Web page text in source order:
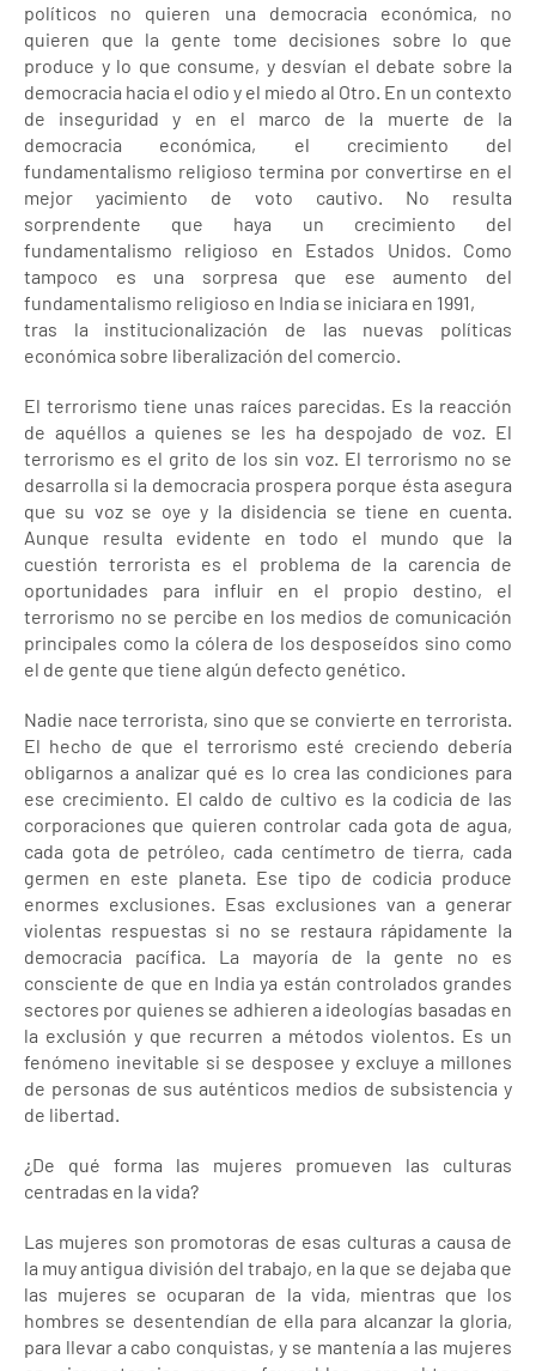
políticos no quieren una democracia económica, no
quieren que la gente tome decisiones sobre lo que
produce y lo que consume, y desvían el debate sobre la
democracia hacia el odio y el miedo al Otro. En un contexto
de inseguridad y en el marco de la muerte de la
democracia económica, el crecimiento del
fundamentalismo religioso termina por convertirse en el
mejor yacimiento de voto cautivo. No resulta
sorprendente que haya un crecimiento del
fundamentalismo religioso en Estados Unidos. Como
tampoco es una sorpresa que ese aumento del
fundamentalismo religioso en India se iniciara en 1991,
tras la institucionalización de las nuevas políticas
económica sobre liberalización del comercio.
El terrorismo tiene unas raíces parecidas. Es la reacción
de aquéllos a quienes se les ha despojado de voz. El
terrorismo es el grito de los sin voz. El terrorismo no se
desarrolla si la democracia prospera porque ésta asegura
que su voz se oye y la disidencia se tiene en cuenta.
Aunque resulta evidente en todo el mundo que la
cuestión terrorista es el problema de la carencia de
oportunidades para influir en el propio destino, el
terrorismo no se percibe en los medios de comunicación
principales como la cólera de los desposeídos sino como
el de gente que tiene algún defecto genético.
Nadie nace terrorista, sino que se convierte en terrorista.
El hecho de que el terrorismo esté creciendo debería
obligarnos a analizar qué es lo crea las condiciones para
ese crecimiento. El caldo de cultivo es la codicia de las
corporaciones que quieren controlar cada gota de agua,
cada gota de petróleo, cada centímetro de tierra, cada
germen en este planeta. Ese tipo de codicia produce
enormes exclusiones. Esas exclusiones van a generar
violentas respuestas si no se restaura rápidamente la
democracia pacífica. La mayoría de la gente no es
consciente de que en India ya están controlados grandes
sectores por quienes se adhieren a ideologías basadas en
la exclusión y que recurren a métodos violentos. Es un
fenómeno inevitable si se desposee y excluye a millones
de personas de sus auténticos medios de subsistencia y
de libertad.
¿De qué forma las mujeres promueven las culturas
centradas en la vida?
Las mujeres son promotoras de esas culturas a causa de
la muy antigua división del trabajo, en la que se dejaba que
las mujeres se ocuparan de la vida, mientras que los
hombres se desentendían de ella para alcanzar la gloria,
para llevar a cabo conquistas, y se mantenía a las mujeres